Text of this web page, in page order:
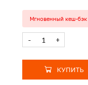
Мгновенный кеш-бэк
- +
КУПИТЬ